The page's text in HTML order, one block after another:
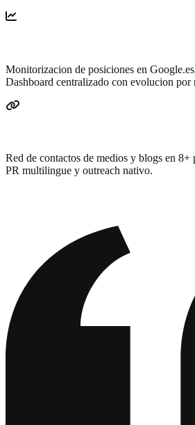
Monitorizacion de posiciones en
Dashboard centralizado con evolucion por
Red de contactos de medios y blogs en 8+
PR multilingue y outreach nativo.